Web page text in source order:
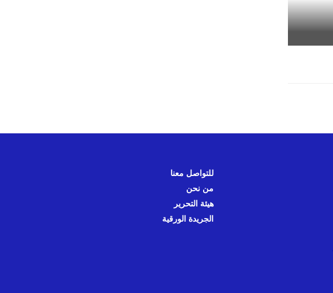
للتواصل معنا
من نحن
هيئة التحرير
الجريدة الورقية